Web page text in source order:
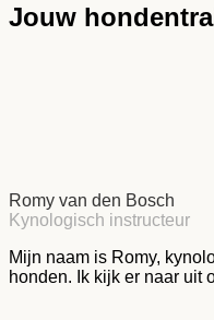
Jouw
Romy van den Bosch
Kynologisch instructeur
Mijn naam is Romy,
honden. Ik kijk er naar uit